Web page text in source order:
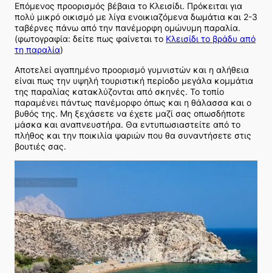
Επόμενος προορισμός βέβαια το Κλεισίδι. Πρόκειται για
πολύ μικρό οικισμό με λίγα ενοικιαζόμενα δωμάτια και 2-3
ταβέρνες πάνω από την πανέμορφη ομώνυμη παραλία.
(φωτογραφία: δείτε πως φαίνεται το Κλεισίδι το βράδυ από
τη παραλία)
Αποτελεί αγαπημένο προορισμό γυμνιστών και η αλήθεια
είναι πως την υψηλή τουριστική περίοδο μεγάλα κομμάτια
της παραλίας κατακλύζονται από σκηνές. Το τοπίο
παραμένει πάντως πανέμορφο όπως και η θάλασσα και ο
βυθός της. Μη ξεχάσετε να έχετε μαζί σας οπωσδήποτε
μάσκα και αναπνευστήρα. Θα εντυπωσιαστείτε από το
πλήθος και την ποικιλία ψαριών που θα συναντήσετε στις
βουτιές σας.